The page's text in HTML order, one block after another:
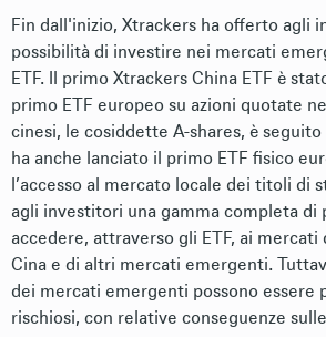
Fin dall'inizio, Xtrackers ha offerto agli
possibilità di investire nei mercati
ETF. Il primo Xtrackers China ETF è
primo ETF europeo su azioni quotate
cinesi, le cosiddette A-shares, è
ha anche lanciato il primo ETF fisico
l’accesso al mercato locale dei titoli di
agli investitori una gamma completa di
accedere, attraverso gli ETF, ai mercati
Cina e di altri mercati emergenti.
dei mercati emergenti possono essere
rischiosi, con relative conseguenze